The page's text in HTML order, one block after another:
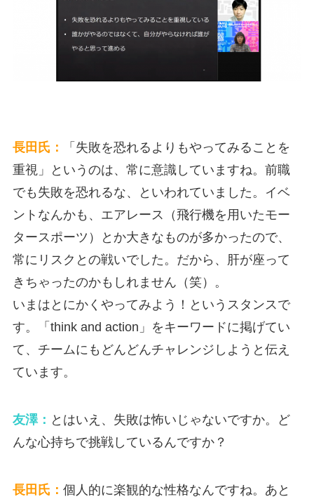
長田氏：
「失敗を恐れるよりもやってみることを
重視」というのは、常に意識していますね。前職
でも失敗を恐れるな、といわれていました。イベ
ントなんかも、エアレース（飛行機を用いたモー
タースポーツ）とか大きなものが多かったので、
常にリスクとの戦いでした。だから、肝が座って
きちゃったのかもしれません（笑）。
いまはとにかくやってみよう！というスタンスで
す。「think and action」をキーワードに掲げてい
て、チームにもどんどんチャレンジしようと伝え
ています。
友澤： とはいえ、失敗は怖いじゃないですか。ど
んな心持ちで挑戦しているんですか？
長田氏： 個人的に楽観的な性格なんですね。あと